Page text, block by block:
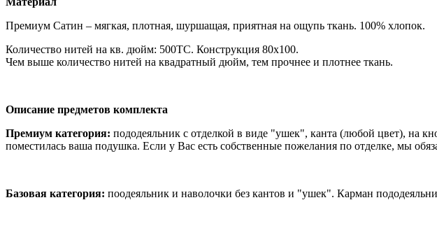
Премиум Сатин – мягкая, плотная, шуршащая, приятная на ощупь ткань. 100% хлопок.
Количество нитей на кв. дюйм: 500ТС. Конструкция 80х100.
Чем выше количество нитей на квадратный дюйм, тем прочнее и плотнее ткань.
Описание предметов комплекта
Премиум категория: пододеяльник с отделкой в виде "ушек", канта (любой цвет), на
поместилась ваша подушка. Если у Вас есть собственные пожелания по отделке, мы
Базовая категория: поодеяльник и наволочки без кантов и "ушек". Карман